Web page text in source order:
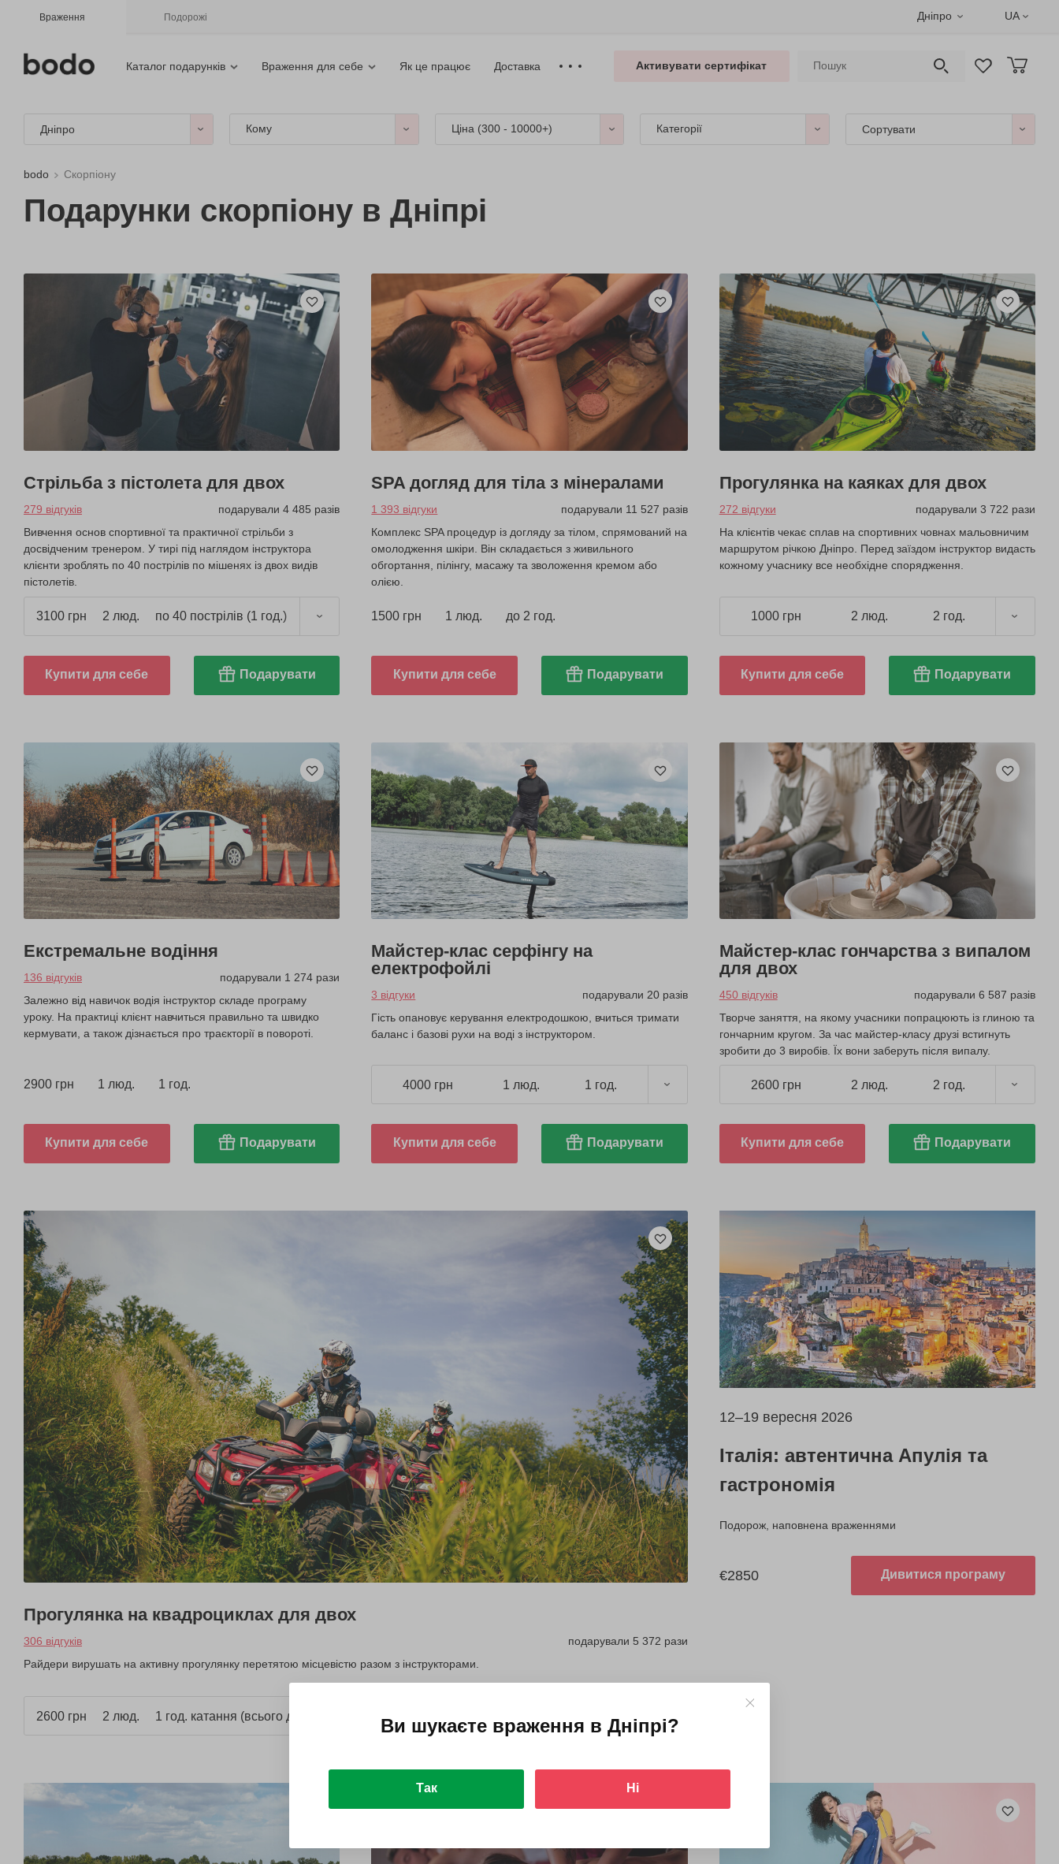
Враження Подорожі Дніпро UA
Каталог подарунків Враження для себе Як це працює Доставка Активувати сертифікат
Дніпро Кому Ціна (300 - 10000+) Категорії Сортувати
bodo Скорпіону
Подарунки скорпіону в Дніпрі
Стрільба з пістолета для двох
279 відгуків
подарували 4 485 разів
Вивчення основ спортивної та практичної стрільби з
досвідченим тренером. У тирі під наглядом інструктора
клієнти зроблять по 40 пострілів по мішенях із двох видів
пістолетів.
3100 грн 2 люд. по 40 пострілів (1 год.)
Купити для себе Подарувати
SPA догляд для тіла з мінералами
1 393 відгуки
подарували 11 527 разів
Комплекс SPA процедур із догляду за тілом, спрямований на
омолодження шкіри. Він складається з живильного
обгортання, пілінгу, масажу та зволоження кремом або
олією.
1500 грн 1 люд. до 2 год.
Купити для себе Подарувати
Прогулянка на каяках для двох
272 відгуки
подарували 3 722 рази
На клієнтів чекає сплав на спортивних човнах мальовничим
маршрутом річкою Дніпро. Перед заїздом інструктор видасть
кожному учаснику все необхідне спорядження.
1000 грн 2 люд. 2 год.
Купити для себе Подарувати
Екстремальне водіння
136 відгуків
подарували 1 274 рази
Залежно від навичок водія інструктор складе програму
уроку. На практиці клієнт навчиться правильно та швидко
кермувати, а також дізнається про траєкторії в повороті.
2900 грн 1 люд. 1 год.
Купити для себе Подарувати
Майстер-клас серфінгу на
електрофойлі
3 відгуки
подарували 20 разів
Гість опановує керування електродошкою, вчиться тримати
баланс і базові рухи на воді з інструктором.
4000 грн 1 люд. 1 год.
Купити для себе Подарувати
Майстер-клас гончарства з випалом
для двох
450 відгуків
подарували 6 587 разів
Творче заняття, на якому учасники попрацюють із глиною та
гончарним кругом. За час майстер-класу друзі встигнуть
зробити до 3 виробів. Їх вони заберуть після випалу.
2600 грн 2 люд. 2 год.
Купити для себе Подарувати
Прогулянка на квадроциклах для двох
306 відгуків
подарували 5 372 рази
Райдери вирушать на активну прогулянку перетятою місцевістю разом з інструкторами.
2600 грн 2 люд. 1 год. катання (всього до 1,5 год.)
12–19 вересня 2026
Італія: автентична Апулія та
гастрономія
Подорож, наповнена враженнями
€2850 Дивитися програму
Ви шукаєте враження в Дніпрі?
Так Ні